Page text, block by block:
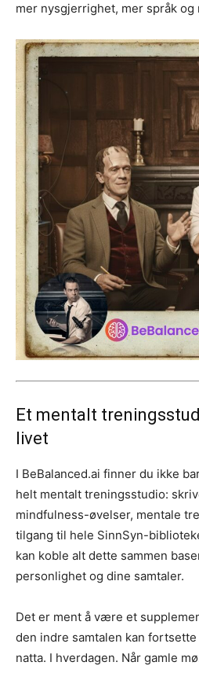
mer nysgjerrighet, mer språk og
Et mentalt
livet
I BeBalanced.ai finner du ikke
helt mentalt treningsstudio:
mindfulness-øvelser, mentale
tilgang til hele SinnSyn-
kan koble alt dette sammen
personlighet og dine samtaler.
Det er ment å være et
den indre samtalen kan
natta. I hverdagen. Når gamle